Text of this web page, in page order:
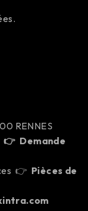
RENNES
👉 Demande
👉 Pièces de